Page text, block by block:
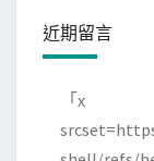
近期留言
「 x